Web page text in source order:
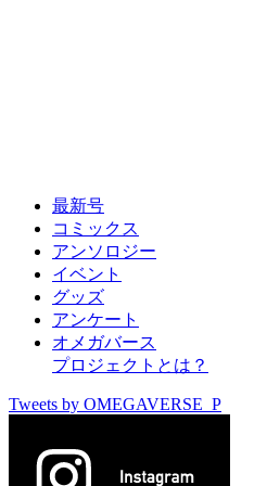
最新号
コミックス
アンソロジー
イベント
グッズ
アンケート
オメガバース
プロジェクトとは？
Tweets by OMEGAVERSE_P